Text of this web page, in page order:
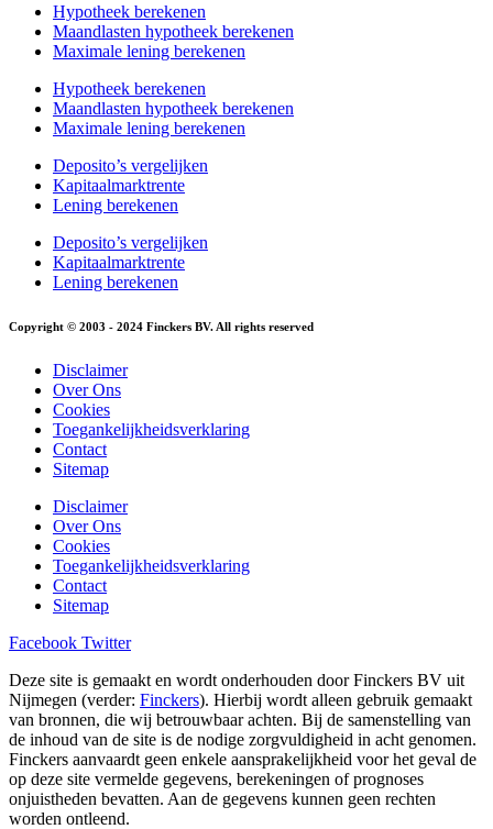
Hypotheek berekenen
Maandlasten hypotheek berekenen
Maximale lening berekenen
Hypotheek berekenen
Maandlasten hypotheek berekenen
Maximale lening berekenen
Deposito’s vergelijken
Kapitaalmarktrente
Lening berekenen
Deposito’s vergelijken
Kapitaalmarktrente
Lening berekenen
Copyright © 2003 - 2024 Finckers BV. All rights reserved
Disclaimer
Over Ons
Cookies
Toegankelijkheidsverklaring
Contact
Sitemap
Disclaimer
Over Ons
Cookies
Toegankelijkheidsverklaring
Contact
Sitemap
Facebook Twitter
Deze site is gemaakt en wordt onderhouden door Finckers BV uit
Nijmegen (verder: Finckers). Hierbij wordt alleen gebruik gemaakt
van bronnen, die wij betrouwbaar achten. Bij de samenstelling van
de inhoud van de site is de nodige zorgvuldigheid in acht genomen.
Finckers aanvaardt geen enkele aansprakelijkheid voor het geval de
op deze site vermelde gegevens, berekeningen of prognoses
onjuistheden bevatten. Aan de gegevens kunnen geen rechten
worden ontleend.